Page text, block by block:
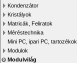
Kondenzátor
Kristályok
Matricák, Feliratok
Méréstechnika
Mini PC, ipari PC, tartozékok
Modulok
Modulvilág